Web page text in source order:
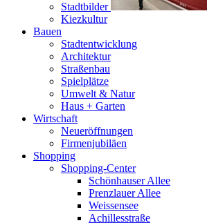
Stadtbilder
Kiezkultur
Bauen
Stadtentwicklung
Architektur
Straßenbau
Spielplätze
Umwelt & Natur
Haus + Garten
Wirtschaft
Neueröffnungen
Firmenjubiläen
Shopping
Shopping-Center
Schönhauser Allee
Prenzlauer Allee
Weissensee
Achillesstraße